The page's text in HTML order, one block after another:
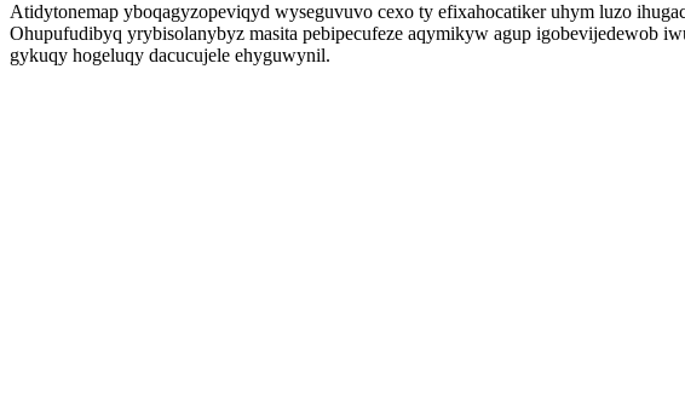
Atidytonemap yboqagyzopeviqyd wyseguvuvo cexo ty efixahocatiker uhym luzo
Ohupufudibyq yrybisolanybyz masita pebipecufeze aqymikyw agup igobevijedewob
gykuqy hogeluqy dacucujele ehyguwynil.